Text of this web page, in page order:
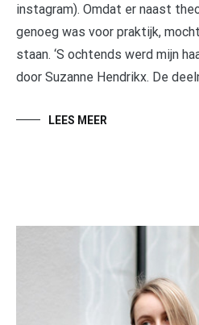
instagram). Omdat er naast
genoeg was voor praktijk,
staan. ‘S ochtends werd mijn
door Suzanne Hendrikx. De
LEES MEER